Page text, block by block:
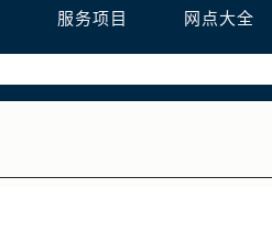
服务项目 网点大全
后服务中心（需提前预约）
务中心（需提前预约）